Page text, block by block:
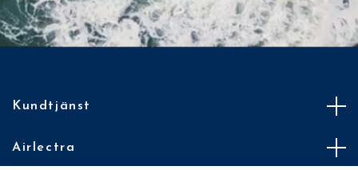
Kundtjänst
Airlectra